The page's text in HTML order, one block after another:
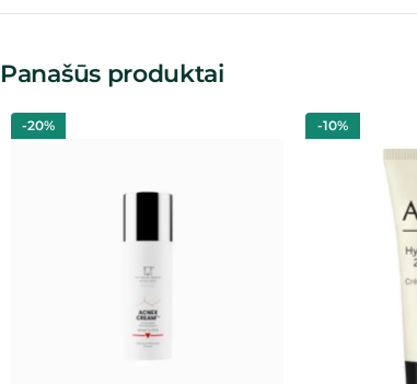
Panašūs produktai
-20% -10%